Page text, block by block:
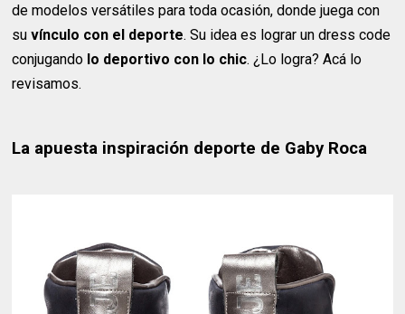
de modelos versátiles para toda ocasión, donde juega con
suvínculo con el deporte. Su idea es lograr un dress code
conjugando lo deportivo con lo chic. ¿Lo logra? Acá lo
revisamos.
La apuesta inspiración deporte de Gaby Roca